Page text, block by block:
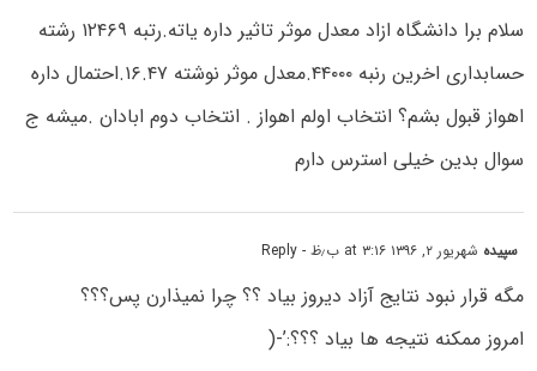
سلام برا دانشگاه ازاد معدل موثر تاثیر داره یاته.رتبه ۱۲۴۶۹ رشته
حسابداری اخرین رنبه ۴۴۰۰۰.معدل موثر نوشته ۱۶.۴۷.احتمال داره
اهواز قبول بشم؟ انتخاب اولم اهواز . انتخاب دوم ابادان .میشه ج
سوال بدین خیلی استرس دارم
سپیده شهریور ۲, ۱۳۹۶ at ۳:۱۶ ب٫ظ - Reply
مگه قرار نبود نتایج آزاد دیروز بیاد ؟؟ چرا نمیذارن پس؟؟؟
امروز ممکنه نتیجه ها بیاد ؟؟؟:’-(